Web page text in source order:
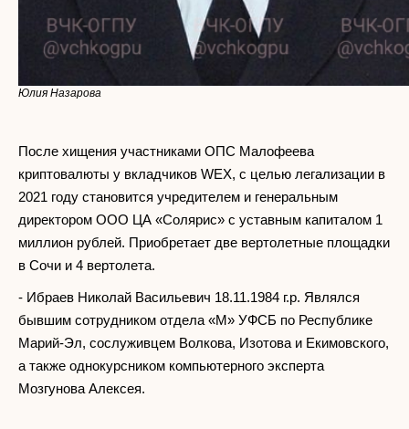
Юлия Назарова
После хищения участниками ОПС Малофеева
криптовалюты у вкладчиков WEX, с целью легализации в
2021 году становится учредителем и генеральным
директором ООО ЦА «Солярис» с уставным капиталом 1
миллион рублей. Приобретает две вертолетные площадки
в Сочи и 4 вертолета.
- Ибраев Николай Васильевич 18.11.1984 г.р. Являлся
бывшим сотрудником отдела «М» УФСБ по Республике
Марий-Эл, сослуживцем Волкова, Изотова и Екимовского,
а также однокурсником компьютерного эксперта
Мозгунова Алексея.